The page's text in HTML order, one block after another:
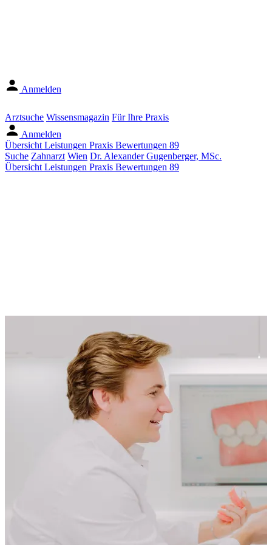
Anmelden
Arztsuche Wissensmagazin Für Ihre Praxis
Anmelden
Übersicht Leistungen Praxis Bewertungen 89
Suche Zahnarzt Wien Dr. Alexander Gugenberger, MSc.
Übersicht Leistungen Praxis Bewertungen 89